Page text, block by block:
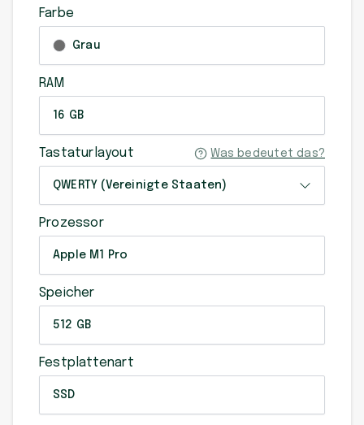
Farbe
Grau
RAM
16 GB
Tastaturlayout Was bedeutet das?
QWERTY (Vereinigte Staaten)
Prozessor
Apple M1 Pro
Speicher
512 GB
Festplattenart
SSD